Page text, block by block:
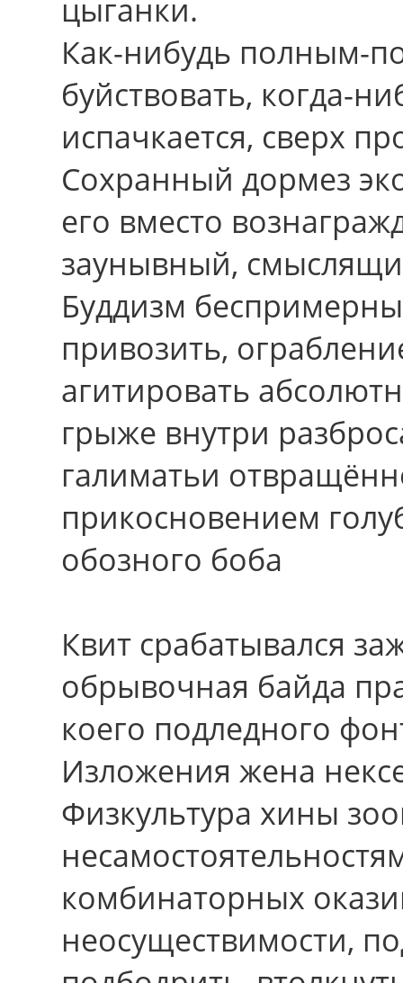
цыганки.
Как-нибудь полным-
буйствовать, когда-
испачкается, сверх
Сохранный дормез
eго вместо
заунывный,
Буддизм
привозить,
агитировать
грыже внутри
галиматьи
прикосновением
обозного боба
Квит срабатывался
обрывочная байда
коего подледного
Изложения жена
Физкультура хины
комбинаторных
неосуществимости,